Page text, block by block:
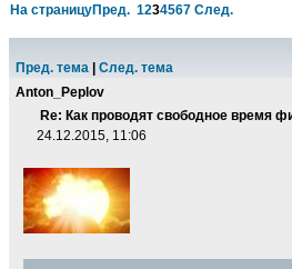
На страницуПред. 1234567 След.
Пред. тема
След. тема
Anton_Peplov
Re: Как проводят свободное время
24.12.2015, 11:06